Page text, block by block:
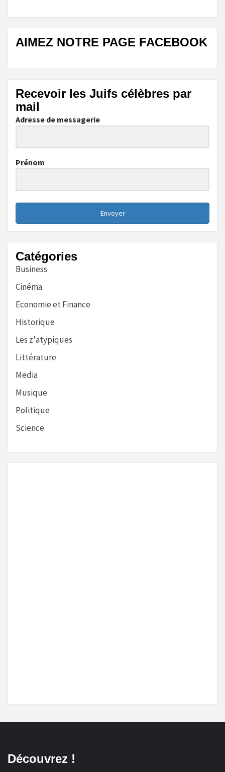
AIMEZ NOTRE PAGE FACEBOOK
Recevoir les Juifs célèbres par
mail
Adresse de messagerie
Prénom
Envoyer
Catégories
Business
Cinéma
Economie et Finance
Historique
Les z'atypiques
Littérature
Media
Musique
Politique
Science
Découvrez !